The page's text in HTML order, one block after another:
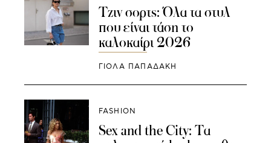
Τζιν σορτς: Όλα τα στυλ
που είναι τάση το
καλοκαίρι 2026
ΓΙΌΛΑ ΠΑΠΑΔΆΚΗ
FASHION
Sex and the City: Τα